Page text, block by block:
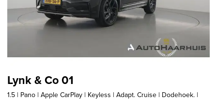
Lynk & Co 01
1.5 | Pano | Apple CarPlay | Keyless | Adapt. Cruise | Dodehoek. |